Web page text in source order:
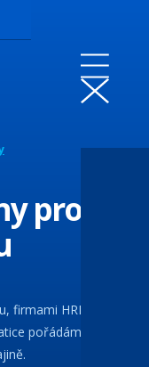
pro
firmami HRDLIČKA
pořádáme sbírku